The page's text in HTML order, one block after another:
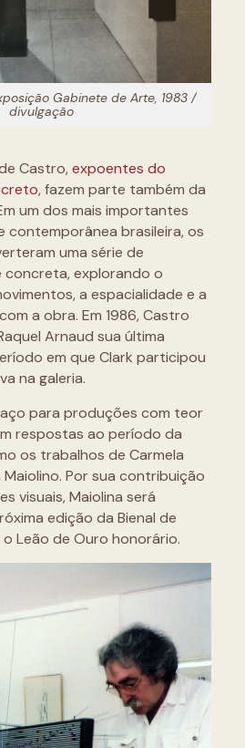
Gabinete de Arte, 1983 /
divulgação
Castro,expoentes do
, fazem parte também da
um dos mais importantes
contemporânea brasileira, os
uma série de
concreta, explorando o
a espacialidade e a
a obra. Em 1986, Castro
Arnaud sua última
em que Clark participou
na galeria.
para produções com teor
respostas ao período da
os trabalhos de Carmela
Por sua contribuição
visuais, Maiolina será
edição da Bienal de
Leão de Ouro honorário.